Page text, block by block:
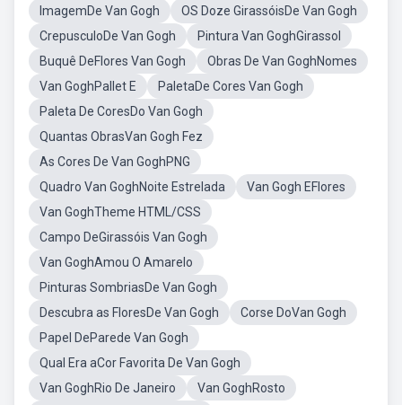
ImagemDe Van Gogh
OS Doze GirassóisDe Van Gogh
CrepusculoDe Van Gogh
Pintura Van GoghGirassol
Buquê DeFlores Van Gogh
Obras De Van GoghNomes
Van GoghPallet E
PaletaDe Cores Van Gogh
Paleta De CoresDo Van Gogh
Quantas ObrasVan Gogh Fez
As Cores De Van GoghPNG
Quadro Van GoghNoite Estrelada
Van Gogh EFlores
Van GoghTheme HTML/CSS
Campo DeGirassóis Van Gogh
Van GoghAmou O Amarelo
Pinturas SombriasDe Van Gogh
Descubra as FloresDe Van Gogh
Corse DoVan Gogh
Papel DeParede Van Gogh
Qual Era aCor Favorita De Van Gogh
Van GoghRio De Janeiro
Van GoghRosto